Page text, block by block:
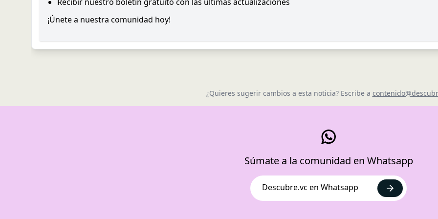
¡Únete a nuestra comunidad hoy!
¿Quieres sugerir cambios a esta noticia? Escribe a
Súmate a la comunidad en Whatsapp
Descubre.vc en Whatsapp